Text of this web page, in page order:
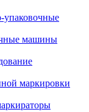
упаковочные
машины
маркировки